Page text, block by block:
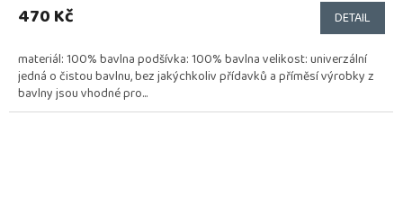
470 Kč DETAIL
materiál: 100% bavlna podšívka: 100% bavlna velikost: univerzální
jedná o čistou bavlnu, bez jakýchkoliv přídavků a příměsí výrobky z
bavlny jsou vhodné pro...